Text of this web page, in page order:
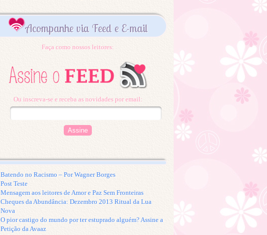
Acompanhe via Feed e E-mail
Faça como nossos leitores:
Ou inscreva-se e receba as novidades por email:
Batendo no Racismo – Por Wagner Borges
Post Teste
Mensagem aos leitores de Amor e Paz Sem Fronteiras
Cheques da Abundância: Dezembro 2013 Ritual da Lua
Nova
O pior castigo do mundo por ter estuprado alguém? Assine a
Petição da Avaaz